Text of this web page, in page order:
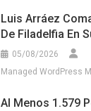
Luis Arráez
De Filadelfia En
05/08/2026
Managed WordPress
Al Menos 1.579